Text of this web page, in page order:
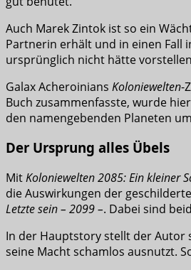
Auch Marek Zintok ist so ein
Partnerin erhält und in einen Fall
ursprünglich nicht hätte
Galax Acheroinians Koloniewelten-
Buch zusammenfasste, wurde
den namengebenden Planeten
Der Ursprung alles Übels
MitKoloniewelten 2085: Ein kleiner
die Auswirkungen der
Letzte sein – 2099 –. Dabei sind
In der Hauptstory stellt der Autor
seine Macht schamlos ausnutzt.